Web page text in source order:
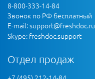
8-800-333-14-84
Звонок по РФ бесплатный
E-mail:support@freshdoc.ru
Skype: freshdoc.support
Отдел продаж